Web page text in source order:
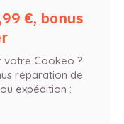
€, bonus
votre Cookeo ?
réparation de
expédition :